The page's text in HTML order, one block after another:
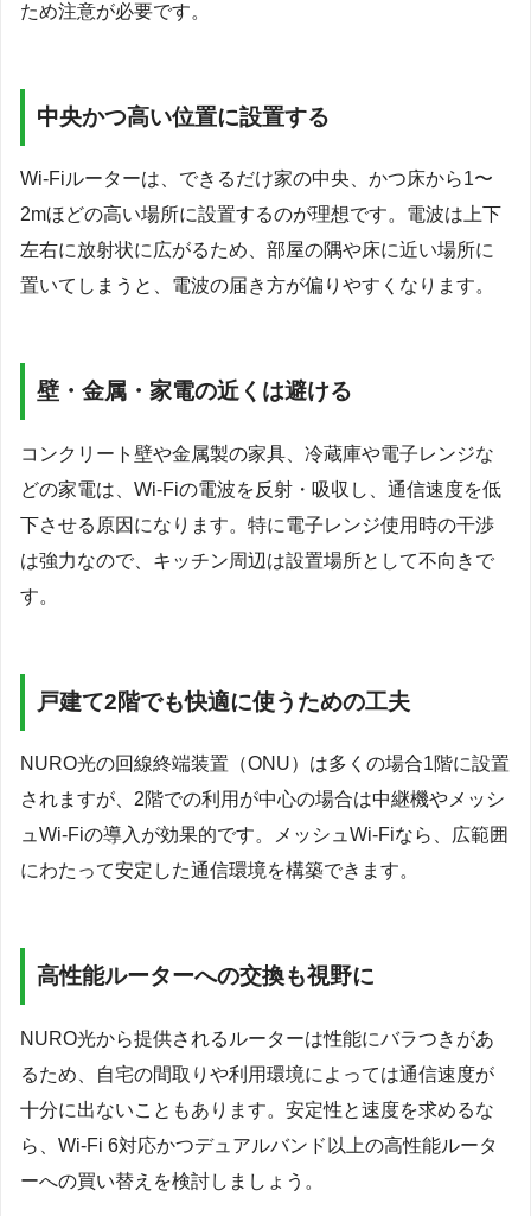
ため注意が必要です。
中央かつ高い位置に設置する
Wi-Fiルーターは、できるだけ家の中央、かつ床から1〜
2mほどの高い場所に設置するのが理想です。電波は上下
左右に放射状に広がるため、部屋の隅や床に近い場所に
置いてしまうと、電波の届き方が偏りやすくなります。
壁・金属・家電の近くは避ける
コンクリート壁や金属製の家具、冷蔵庫や電子レンジな
どの家電は、Wi-Fiの電波を反射・吸収し、通信速度を低
下させる原因になります。特に電子レンジ使用時の干渉
は強力なので、キッチン周辺は設置場所として不向きで
す。
戸建て2階でも快適に使うための工夫
NURO光の回線終端装置（ONU）は多くの場合1階に設置
されますが、2階での利用が中心の場合は中継機やメッシ
ュWi-Fiの導入が効果的です。メッシュWi-Fiなら、広範囲
にわたって安定した通信環境を構築できます。
高性能ルーターへの交換も視野に
NURO光から提供されるルーターは性能にバラつきがあ
るため、自宅の間取りや利用環境によっては通信速度が
十分に出ないこともあります。安定性と速度を求めるな
ら、Wi-Fi 6対応かつデュアルバンド以上の高性能ルータ
ーへの買い替えを検討しましょう。